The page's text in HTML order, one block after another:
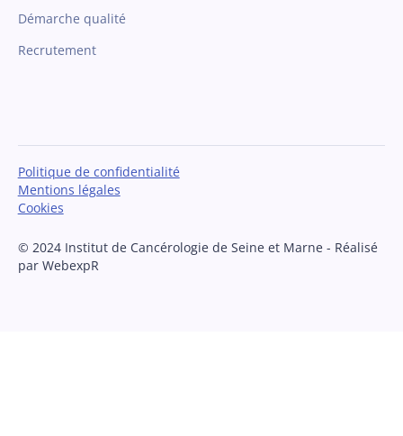
Démarche qualité
Recrutement
© 2024 Institut de Cancérologie de Seine et Marne - Réalisé
par WebexpR
Politique de confidentialité
Mentions légales
Cookies